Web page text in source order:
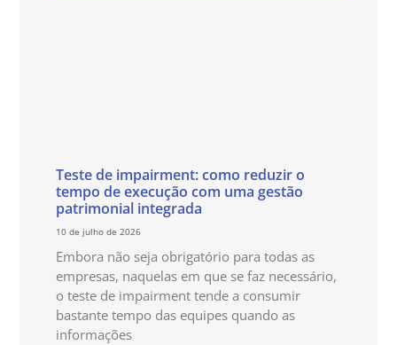
Teste de impairment: como reduzir o
tempo de execução com uma gestão
patrimonial integrada
10 de julho de 2026
Embora não seja obrigatório para todas as
empresas, naquelas em que se faz necessário,
o teste de impairment tende a consumir
bastante tempo das equipes quando as
informações